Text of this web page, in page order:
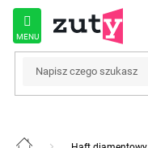
Przejść
treści